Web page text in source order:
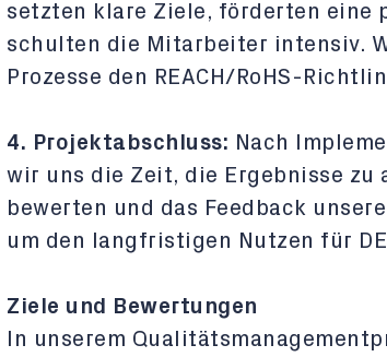
setzten klare Ziele, förderten eine
schulten die Mitarbeiter intensiv.
Prozesse den REACH/RoHS-
4. Projektabschluss: Nach
wir uns die Zeit, die Ergebnisse zu
bewerten und das Feedback
um den langfristigen Nutzen für
Ziele und Bewertungen
In unserem